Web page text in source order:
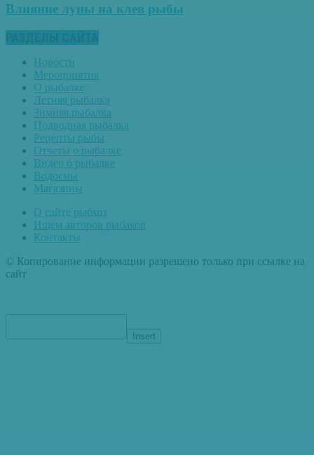
Влияние луны на клев рыбы
РАЗДЕЛЫ САЙТА
Новости
Мероприятия
О рыбалке
Летняя рыбалка
Зимняя рыбалка
Подводная рыбалка
Рецепты рыбы
Отчеты о рыбалке
Видео о рыбалке
Водоемы
Магазины
О сайте рыбхоз
Ищем авторов рыбаков
Контакты
© Копирование информации разрешено только при ссылке на
сайт
Insert